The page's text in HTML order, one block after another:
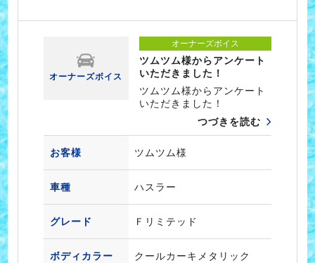
オーナーズボイス
オーナーズボイス
ツムツム様からアンケート
いただきました！
ツムツム様からアンケート
いただきました！
つづきを読む
お客様 ツムツム様
車種 ハスラー
グレード Ｆリミテッド
ボディカラー クールカーキメタリック